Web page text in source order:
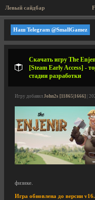
Левый сайдбар
Наш Telegram @SmallGamez
Скачать игру The
[Steam Early Access] -
стадии разработки
Игру добавил John2s [11865|1666] |
физике.
Игра обновлена до версии